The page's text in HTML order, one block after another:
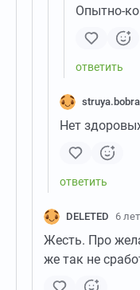
Опытно-
struya.bobra
Нет
DELETED 6
Жесть. Про
же так не